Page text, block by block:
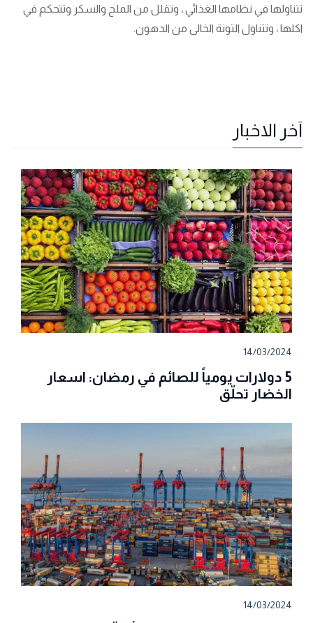
تتناولها في نظامها الغذائي ، وتقلل من الملح والسكر وتتحكم في
اكلها ، وتتناول التونة الخالى من الدهون.
آخر الاخبار
14/03/2024
5 دولارات يومياً للصائم في رمضان: اسعار
الخضار تحلّق
14/03/2024